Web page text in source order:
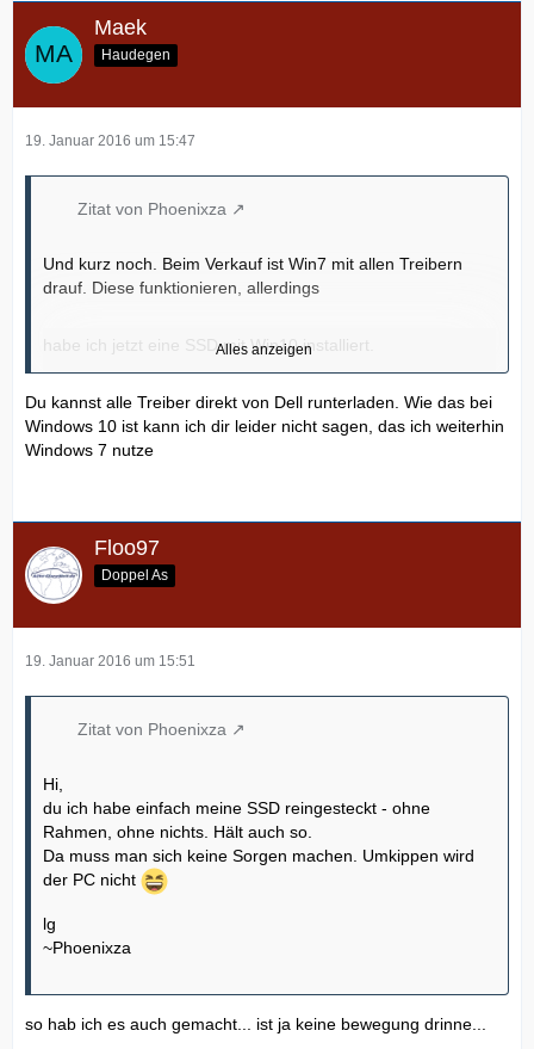
Maek
Haudegen
19. Januar 2016 um 15:47
Zitat von Phoenixza
Und kurz noch. Beim Verkauf ist Win7 mit allen Treibern
drauf. Diese funktionieren, allerdings
habe ich jetzt eine SSD mit Win10 installiert.
Welche Treiber muss ich laden und wo finde ich die?
Wäre top wenn das jemand weis
lg
~Phoenixza
-------------------------------------------------------------
"Thermal Center"
direkter Suche z.B.
2.8.9.0
Auch wenn es neuere Versionen gibt war diese auf dem
Win7 OS drauf und
unter 10 funktioniert alles inkl. der Tastatursteuerung (keine
perfekt.
Alles andere wurde von Windows selbst geladen. Freut
Alles anzeigen
Du kannst alle Treiber direkt von Dell runterladen. Wie das bei
Windows 10 ist kann ich dir leider nicht sagen, das ich weiterhin
Windows 7 nutze
Floo97
Doppel As
19. Januar 2016 um 15:51
Zitat von Phoenixza
Hi,
du ich habe einfach meine SSD reingesteckt - ohne
Rahmen, ohne nichts. Hält auch so.
Da muss man sich keine Sorgen machen. Umkippen wird
der PC nicht
lg
~Phoenixza
so hab ich es auch gemacht... ist ja keine bewegung drinne...